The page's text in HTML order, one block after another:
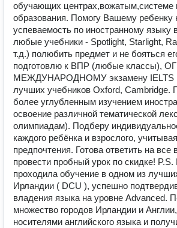
обучающих центрах,вожатым,системе
образования. Помогу Вашему ребенку
успеваемость по иностранному
любые учебники - Spotlight, Starlight,
т.д.) полюбить предмет и не бояться
подготовлю к ВПР (любые классы),
МЕЖДУНАРОДНОМУ экзамену IELTS
лучших учебников Oxford, Cambridge.
более углубленным изучением
освоение различной тематической
олимпиадам). Подберу
каждого ребёнка и взрослого,
предпочтения. Готова ответить на все
провести пробный урок по скидке! P.S.
проходила обучение в одном из
Ирландии ( DCU ), успешно
владения языка на уровне Advanced.
множество городов Ирландии и
носителями английского языка и